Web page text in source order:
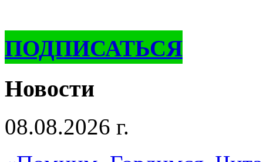
ПОДПИСАТЬСЯ
Новости
08.08.2026 г.